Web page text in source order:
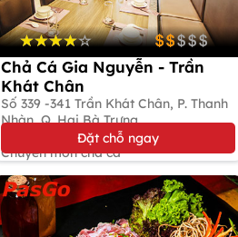
Chả Cá Gia Nguyễn - Trần
Khát Chân
Số 339 -341 Trần Khát Chân, P. Thanh
Nhàn, Q. Hai Bà Trưng
Giảm tới 50%
Chuyên món chả cá
Đặt chỗ ngay